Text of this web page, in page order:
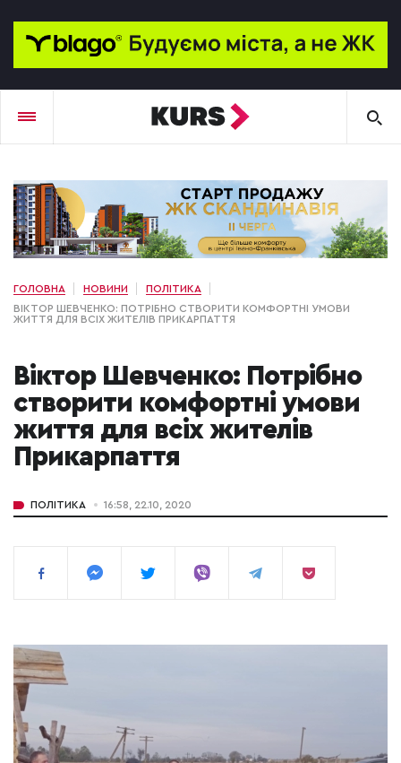
ГОЛОВНА НОВИНИ
ПОЛІТИКА
ВІКТОР ШЕВЧЕНКО: ПОТРІБНО СТВОРИТИ КОМФОРТНІ УМОВИ
ЖИТТЯ ДЛЯ ВСІХ ЖИТЕЛІВ ПРИКАРПАТТЯ
Віктор Шевченко: Потрібно
створити комфортні умови
життя для всіх жителів
Прикарпаття
ПОЛІТИКА 16:58, 22.10, 2020